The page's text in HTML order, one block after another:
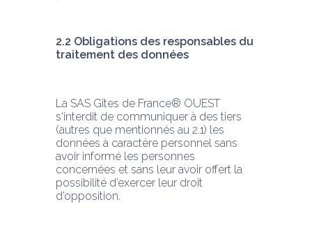
2.2 Obligations des responsables du
traitement des données
La SAS Gîtes de France® OUEST
s'interdit de communiquer à des tiers
(autres que mentionnés au 2.1) les
données à caractère personnel sans
avoir informé les personnes
concernées et sans leur avoir offert la
possibilité d’exercer leur droit
d’opposition.